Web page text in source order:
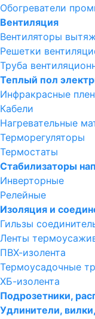
Обогреватели
Вентиляция
Вентиляторы
Решетки
Труба
Теплый пол
Инфракрасные
Кабели
Нагревательные
Терморегуляторы
Термостаты
Стабилизаторы
Инверторные
Релейные
Изоляция и
Гильзы
Ленты
ПВХ-изолента
Термоусадочные
ХБ-изолента
Подрозетники,
Удлинители,